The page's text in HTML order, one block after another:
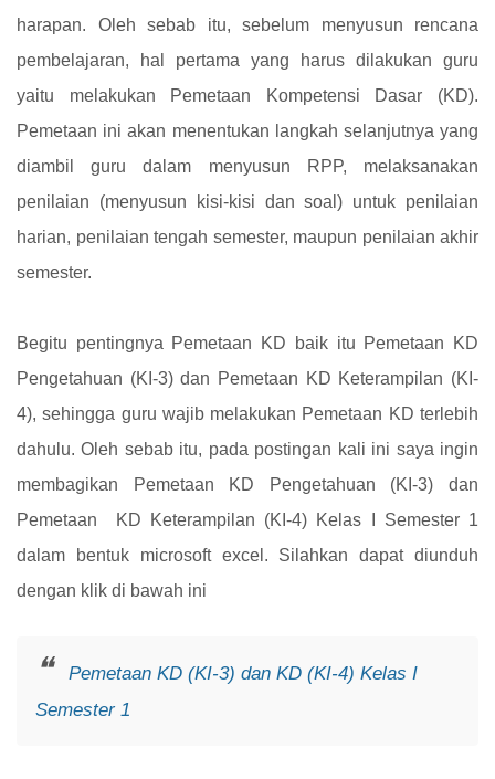
harapan. Oleh sebab itu, sebelum menyusun rencana
pembelajaran, hal pertama yang harus dilakukan guru
yaitu melakukan Pemetaan Kompetensi Dasar (KD).
Pemetaan ini akan menentukan langkah selanjutnya yang
diambil guru dalam menyusun RPP, melaksanakan
penilaian (menyusun kisi-kisi dan soal) untuk penilaian
harian, penilaian tengah semester, maupun penilaian akhir
semester.
Begitu pentingnya Pemetaan KD baik itu Pemetaan KD
Pengetahuan (KI-3) dan Pemetaan KD Keterampilan (KI-
4), sehingga guru wajib melakukan Pemetaan KD terlebih
dahulu. Oleh sebab itu, pada postingan kali ini saya ingin
membagikan Pemetaan KD Pengetahuan (KI-3) dan
Pemetaan KD Keterampilan (KI-4) Kelas I Semester 1
dalam bentuk microsoft excel. Silahkan dapat diunduh
dengan klik di bawah ini
Pemetaan KD (KI-3) dan KD (KI-4) Kelas I
Semester 1